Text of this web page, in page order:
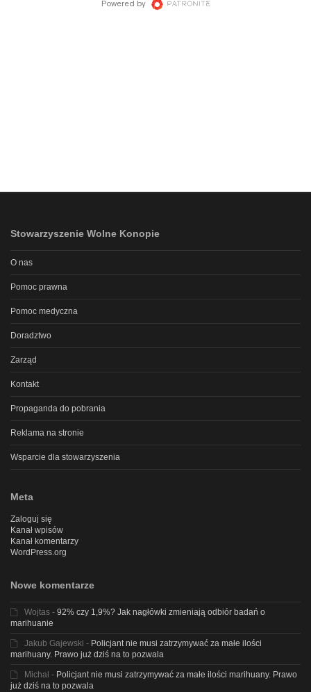
Stowarzyszenie Wolne Konopie
O nas
Pomoc prawna
Pomoc medyczna
Doradztwo
Zarząd
Kontakt
Propaganda do pobrania
Reklama na stronie
Wsparcie dla stowarzyszenia
Meta
Zaloguj się
Kanał wpisów
Kanał komentarzy
WordPress.org
Nowe komentarze
Wojtas - 92% czy 1,9%? Jak nagłówki zmieniają odbiór badań o
marihuanie
Jakub Gajewski - Policjant nie musi zatrzymywać za małe ilości
marihuany. Prawo już dziś na to pozwala
Michal - Policjant nie musi zatrzymywać za małe ilości marihuany. Prawo
już dziś na to pozwala